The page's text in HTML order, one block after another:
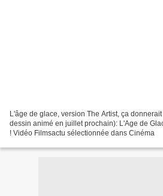
L'âge de glace, version The Artist, ça
dessin animé en juillet prochain): L'Age de
! Vidéo Filmsactu sélectionnée dans Cinéma